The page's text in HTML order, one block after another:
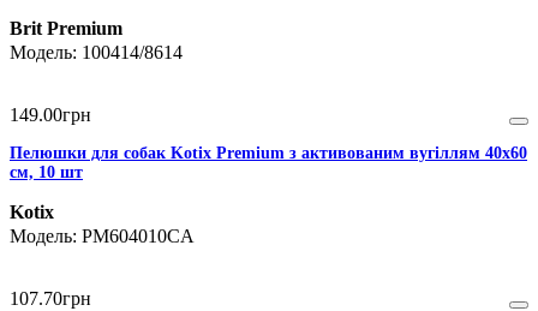
Brit Premium
100414/8614
149.00грн
Пелюшки для собак Kotix Premium з активованим вугіллям 40х60
см, 10 шт
Kotix
PM604010CA
107.70грн